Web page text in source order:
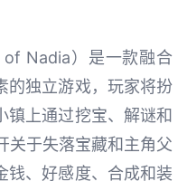
of Nadia）是一款融合
的独立游戏，玩家将扮
镇上通过挖宝、解谜和
关于失落宝藏和主角父
钱、好感度、合成和装